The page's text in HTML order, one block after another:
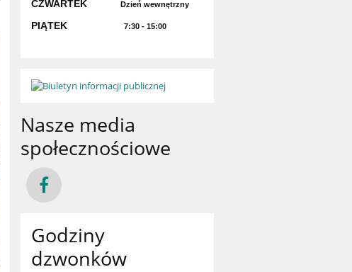
CZWARTEK Dzień wewnętrzny
PIĄTEK7:30 - 15:00
Nasze media
społecznościowe
Godziny
dzwonków